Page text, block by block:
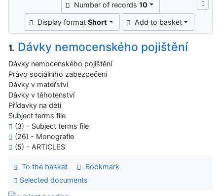
Number of records 10
Display formatShort Add to basket
1. Dávky nemocenského pojištění
Dávky nemocenského pojištění
Právo sociálního zabezpečení
Dávky v mateřství
Dávky v těhotenství
Přídavky na děti
Subject terms file
(3) - Subject terms file
(26) - Monografie
(5) - ARTICLES
To the basket
Bookmark
Selected documents